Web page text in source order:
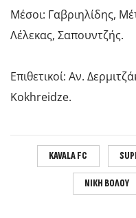
Μέσοι: Γαβριηλίδης,
Λέλεκας, Σαπουντζής.
Επιθετικοί: Αν.
Kokhreidze.
KAVALA FC
ΝΙΚΗ ΒΟΛΟΥ